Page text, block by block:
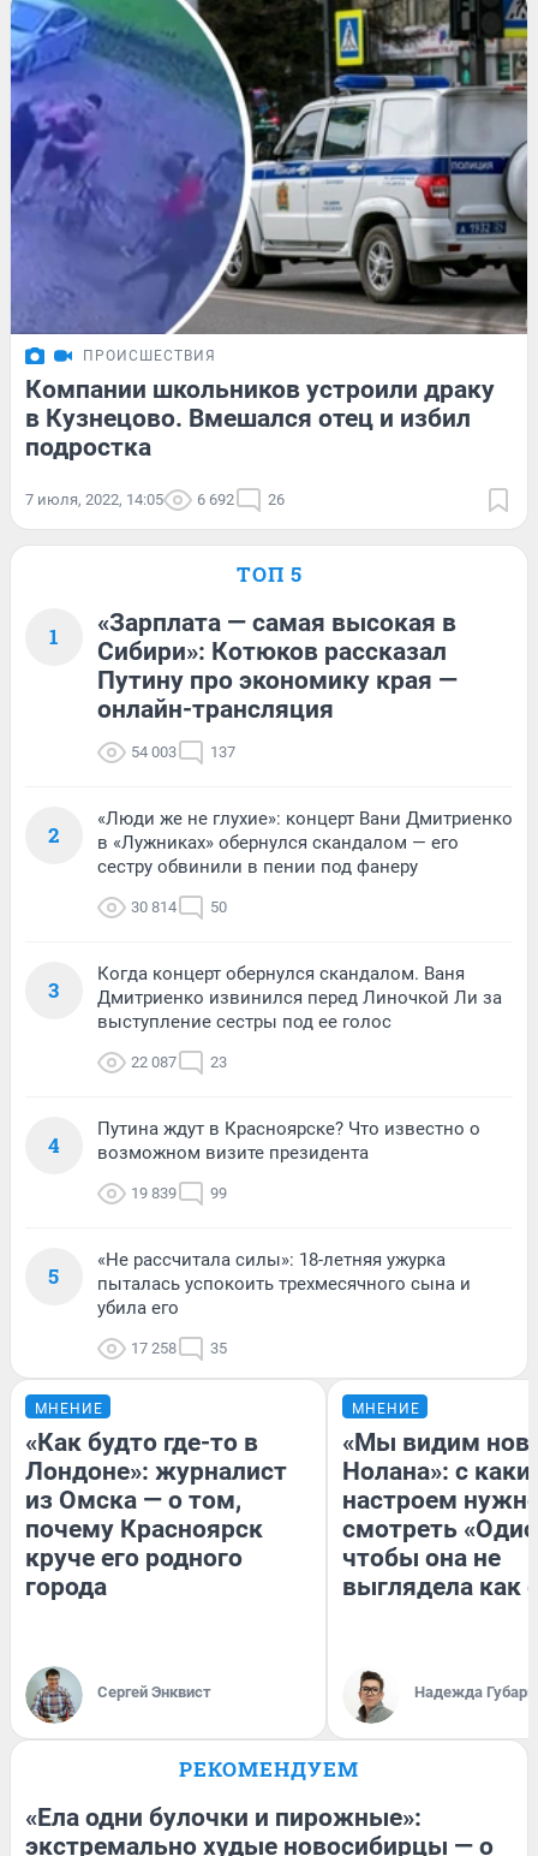
ПРОИСШЕСТВИЯ
Компании школьников устроили драку
в Кузнецово. Вмешался отец и избил
подростка
7 июля, 2022, 14:05 6 692 26
ТОП 5
1
«Зарплата — самая высокая в
Сибири»: Котюков рассказал
Путину про экономику края —
онлайн-трансляция
54 003 137
2
«Люди же не глухие»: концерт Вани Дмитриенко
в «Лужниках» обернулся скандалом — его
сестру обвинили в пении под фанеру
30 814 50
3
Когда концерт обернулся скандалом. Ваня
Дмитриенко извинился перед Линочкой Ли за
выступление сестры под ее голос
22 087 23
4
Путина ждут в Красноярске? Что известно о
возможном визите президента
19 839 99
5
«Не рассчитала силы»: 18-летняя ужурка
пыталась успокоить трехмесячного сына и
убила его
17 258 35
МНЕНИЕ
«Как будто где-то в
Лондоне»: журналист
из Омска — о том,
почему Красноярск
круче его родного
города
Сергей Энквист
МНЕНИЕ
«Мы видим
Нолана»: с
настроем
смотреть
чтобы она не
выглядела как
Надежда Губарь
РЕКОМЕНДУЕМ
«Ела одни булочки и пирожные»:
экстремально худые новосибирцы — о